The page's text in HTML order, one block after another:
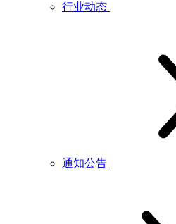
行业动态
通知公告